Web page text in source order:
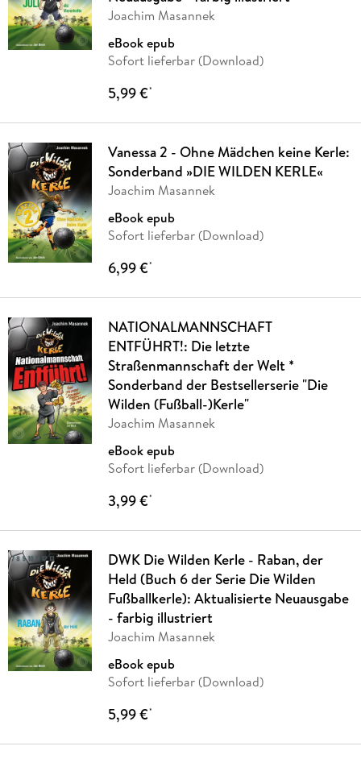
Joachim Masannek
eBook epub
Sofort lieferbar (Download)
5,99 €*
Vanessa 2 - Ohne Mädchen keine Kerle:
Sonderband »DIE WILDEN KERLE«
Joachim Masannek
eBook epub
Sofort lieferbar (Download)
6,99 €*
NATIONALMANNSCHAFT
ENTFÜHRT!: Die letzte
Straßenmannschaft der Welt *
Sonderband der Bestsellerserie "Die
Wilden (Fußball-)Kerle"
Joachim Masannek
eBook epub
Sofort lieferbar (Download)
3,99 €*
DWK Die Wilden Kerle - Raban, der
Held (Buch 6 der Serie Die Wilden
Fußballkerle): Aktualisierte Neuausgabe
- farbig illustriert
Joachim Masannek
eBook epub
Sofort lieferbar (Download)
5,99 €*